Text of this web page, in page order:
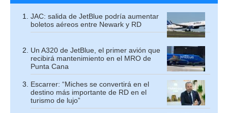
JAC: salida de JetBlue podría aumentar
boletos aéreos entre Newark y RD
Un A320 de JetBlue, el primer avión que
recibirá mantenimiento en el MRO de
Punta Cana
Escarrer: “Miches se convertirá en el
destino más importante de RD en el
turismo de lujo”